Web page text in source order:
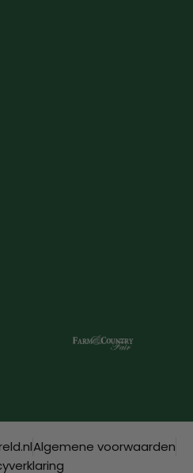
Algemene voorwaarden